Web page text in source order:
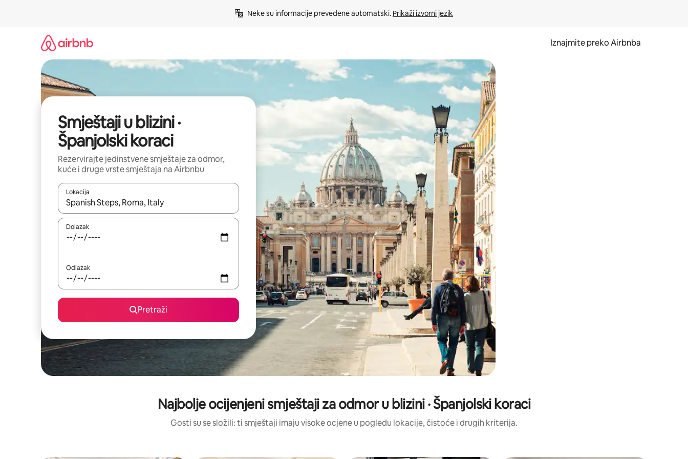
Neke su informacije prevedene automatski. Prikaži izvorni jezik
Iznajmite preko Airbnba
Smještaji u blizini ·
Španjolski koraci
Rezervirajte jedinstvene smještaje za odmor,
kuće i druge vrste smještaja na Airbnbu
Lokacija
Kada budu dostupni rezultati, moći ćete ih pregledati koristeći se strelicama prema gore i prema dolje, kao i dodirom ili prelaskom prstom po zaslonu.
Dolazak
Odlazak
Pretraži
Najbolje ocijenjeni smještaji za odmor u blizini · Španjolski koraci
Gosti su se složili: ti smještaji imaju visoke ocjene u pogledu lokacije, čistoće i drugih kriterija.